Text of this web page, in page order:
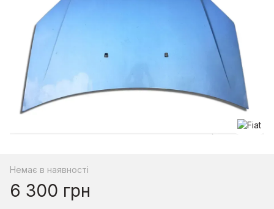
Немає в наявності
6 300 грн